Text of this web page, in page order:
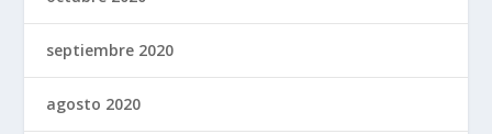
septiembre 2020
agosto 2020